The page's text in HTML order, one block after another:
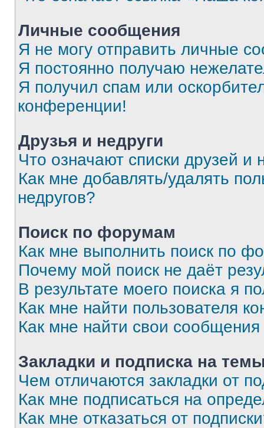
Личные сообщения
Я не могу отправить личные
Я постоянно получаю
Я получил спам или
конференции!
Друзья и недруги
Что означают списки друзей и
Как мне добавлять/удалять
недругов?
Поиск по форумам
Как мне выполнить поиск по
Почему мой поиск не даёт
В результате моего поиска я
Как мне найти пользователя
Как мне найти свои
Закладки и подписка на
Чем отличаются закладки от
Как мне подписаться на
Как мне отказаться от